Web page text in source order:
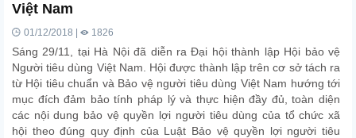
Việt Nam
01/12/2018 | 1826
Sáng 29/11, tại Hà Nội đã diễn ra Đại hội thành lập Hội bảo vệ
Người tiêu dùng Việt Nam. Hội được thành lập trên cơ sở tách ra
từ Hội tiêu chuẩn và Bảo vệ người tiêu dùng Việt Nam hướng tới
mục đích đảm bảo tính pháp lý và thực hiện đầy đủ, toàn diện
các nội dung bảo vệ quyền lợi người tiêu dùng của tổ chức xã
hội theo đúng quy định của Luật Bảo vệ quyền lợi người tiêu